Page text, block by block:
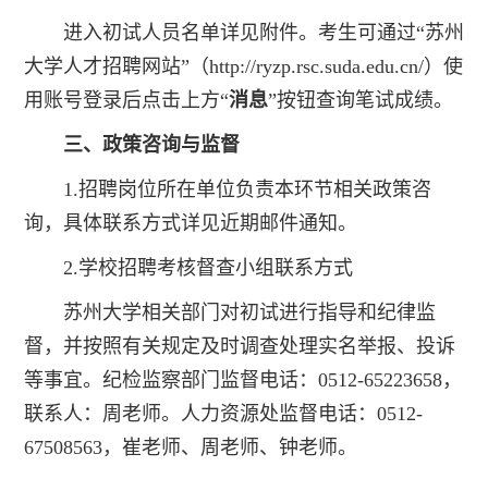
进入初试人员名单详见附件。考生可通过“苏州
大学人才招聘网站”（http://ryzp.rsc.suda.edu.cn/）使
用账号登录后点击上方“消息”按钮查询笔试成绩。
三、政策咨询与监督
1.招聘岗位所在单位负责本环节相关政策咨
询，具体联系方式详见近期邮件通知。
2.学校招聘考核督查小组联系方式
苏州大学相关部门对初试进行指导和纪律监
督，并按照有关规定及时调查处理实名举报、投诉
等事宜。纪检监察部门监督电话：0512-65223658，
联系人：周老师。人力资源处监督电话：0512-
67508563，崔老师、周老师、钟老师。